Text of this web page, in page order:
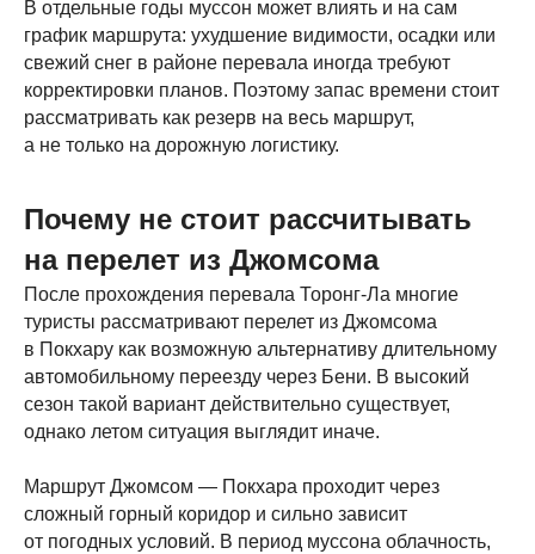
В отдельные годы муссон может влиять и на сам
график маршрута: ухудшение видимости, осадки или
свежий снег в районе перевала иногда требуют
корректировки планов. Поэтому запас времени стоит
рассматривать как резерв на весь маршрут,
а не только на дорожную логистику.
Почему не стоит рассчитывать
на перелет из Джомсома
После прохождения перевала Торонг-Ла многие
туристы рассматривают перелет из Джомсома
в Покхару как возможную альтернативу длительному
автомобильному переезду через Бени. В высокий
сезон такой вариант действительно существует,
однако летом ситуация выглядит иначе.
Маршрут Джомсом — Покхара проходит через
сложный горный коридор и сильно зависит
от погодных условий. В период муссона облачность,